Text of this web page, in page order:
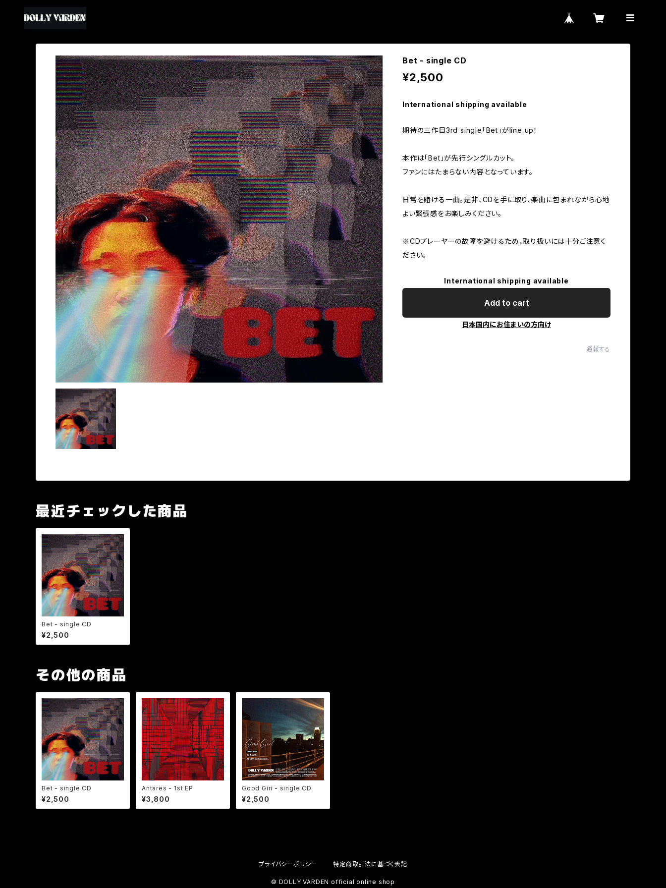
Bet - single CD
¥2,500
International shipping available
期待の三作目3rd single「Bet」がline up！
本作は「Bet」が先行シングルカット。
ファンにはたまらない内容となっています。
日常を賭ける一曲。是非、CDを手に取り、楽曲に包まれながら心地
よい緊張感をお楽しみください。
※CDプレーヤーの故障を避けるため、取り扱いには十分ご注意く
ださい。
International shipping available
Add to cart
日本国内にお住まいの方向け
通報する
最近チェックした商品
Bet - single CD
¥2,500
その他の商品
Bet - single CD
¥2,500
Antares - 1st EP
¥3,800
Good Giri - single CD
¥2,500
プライバシーポリシー 特定商取引法に基づく表記
© DOLLY VARDEN official online shop